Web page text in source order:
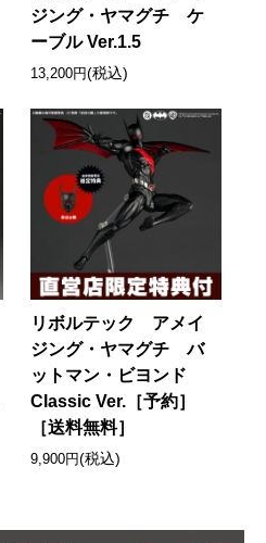
ジング・ヤマグチ ケ
ーブル Ver.1.5
13,200円(税込)
リボルテック アメイ
ジング・ヤマグチ バ
ットマン・ビヨンド
Classic Ver.［予約］
［送料無料］
9,900円(税込)